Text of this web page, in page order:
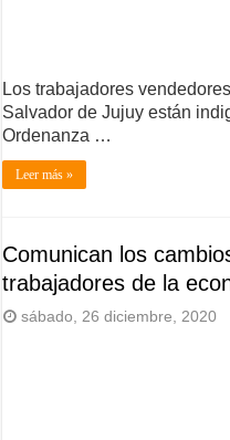
Los trabajadores
Salvador de Jujuy están
Ordenanza …
Leer más »
Comunican los
trabajadores de la
sábado, 26 diciembre, 2020